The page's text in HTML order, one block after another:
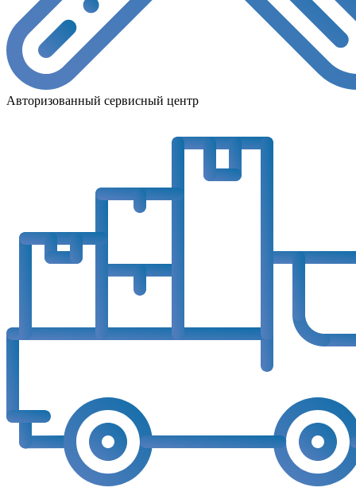
Авторизованный сервисный центр